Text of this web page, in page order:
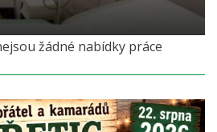
žádné nabídky práce